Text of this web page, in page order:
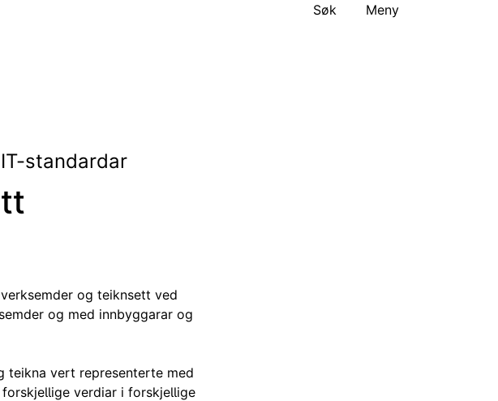
Søk
Meny
standardar
og teiknsett ved
og med innbyggarar og
teikna vert representerte med
verdiar i forskjellige